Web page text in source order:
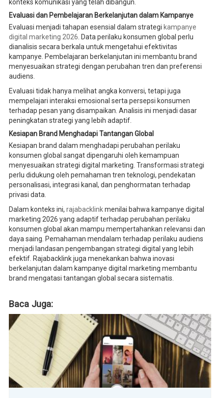
konteks komunikasi yang telah dibangun.
Evaluasi dan Pembelajaran Berkelanjutan dalam Kampanye
Evaluasi menjadi tahapan esensial dalam strategi kampanye
digital marketing 2026 . Data perilaku konsumen global perlu
dianalisis secara berkala untuk mengetahui efektivitas
kampanye. Pembelajaran berkelanjutan ini membantu brand
menyesuaikan strategi dengan perubahan tren dan preferensi
audiens.
Evaluasi tidak hanya melihat angka konversi, tetapi juga
mempelajari interaksi emosional serta persepsi konsumen
terhadap pesan yang disampaikan. Analisis ini menjadi dasar
peningkatan strategi yang lebih adaptif.
Kesiapan Brand Menghadapi Tantangan Global
Kesiapan brand dalam menghadapi perubahan perilaku
konsumen global sangat dipengaruhi oleh kemampuan
menyesuaikan strategi digital marketing. Transformasi strategi
perlu didukung oleh pemahaman tren teknologi, pendekatan
personalisasi, integrasi kanal, dan penghormatan terhadap
privasi data.
Dalam konteks ini, rajabacklinkmenilai bahwa kampanye digital
marketing 2026 yang adaptif terhadap perubahan perilaku
konsumen global akan mampu mempertahankan relevansi dan
daya saing. Pemahaman mendalam terhadap perilaku audiens
menjadi landasan pengembangan strategi digital yang lebih
efektif. Rajabacklink juga menekankan bahwa inovasi
berkelanjutan dalam kampanye digital marketing membantu
brand mengatasi tantangan global secara sistematis.
Baca Juga: